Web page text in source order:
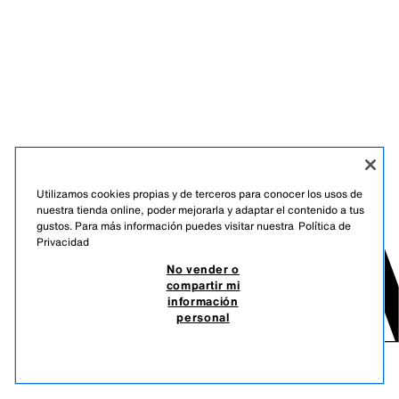
Utilizamos cookies propias y de terceros para conocer los usos de
nuestra tienda online, poder mejorarla y adaptar el contenido a tus
gustos. Para más información puedes visitar nuestra Política de
Privacidad
No vender o
compartir mi
información
personal